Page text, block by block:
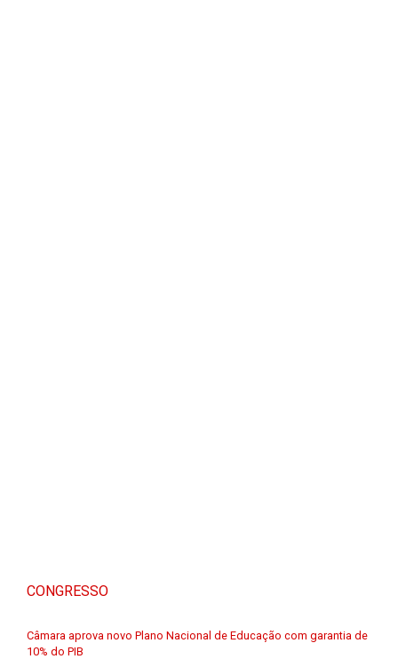
CONGRESSO
Câmara aprova novo Plano Nacional de Educação com garantia de
10% do PIB